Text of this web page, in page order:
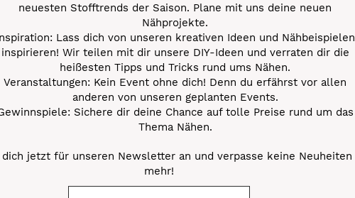
neuesten Stofftrends der Saison. Plane mit uns deine neuen
Nähprojekte.
Lass dich von unseren kreativen Ideen und Nähbeispielen
inspirieren! Wir teilen mit dir unsere DIY-Ideen und verraten dir die
heißesten Tipps und Tricks rund ums Nähen.
Veranstaltungen: Kein Event ohne dich! Denn du erfährst vor allen
anderen von unseren geplanten Events.
Sichere dir deine Chance auf tolle Preise rund um das
Thema Nähen.
dich jetzt für unseren Newsletter an und verpasse keine Neuheiten
mehr!